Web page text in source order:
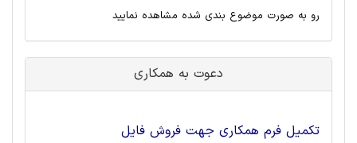
رو به صورت موضوع بندی شده مشاهده نمایید
دعوت به همکاری
تکمیل فرم همکاری جهت فروش فایل